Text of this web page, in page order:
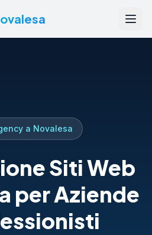
a Novalesa
Siti Web
per Aziende